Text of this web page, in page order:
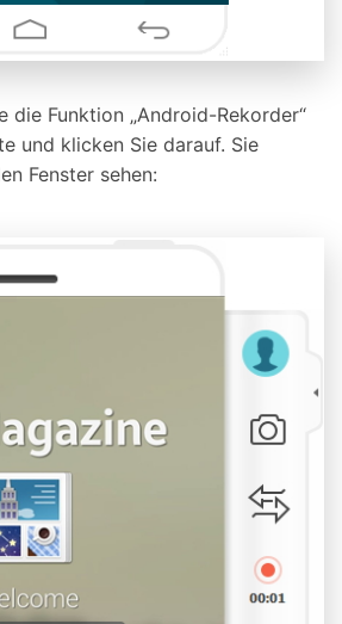
die Funktion „Android-Rekorder“
und klicken Sie darauf. Sie
Fenster sehen: